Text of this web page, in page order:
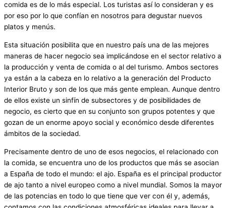
comida es de lo más especial. Los turistas así lo consideran y es
por eso por lo que confían en nosotros para degustar nuevos
platos y menús.
Esta situación posibilita que en nuestro país una de las mejores
maneras de hacer negocio sea implicándose en el sector relativo a
la producción y venta de comida o al del turismo. Ambos sectores
ya están a la cabeza en lo relativo a la generación del Producto
Interior Bruto y son de los que más gente emplean. Aunque dentro
de ellos existe un sinfín de subsectores y de posibilidades de
negocio, es cierto que en su conjunto son grupos potentes y que
gozan de un enorme apoyo social y económico desde diferentes
ámbitos de la sociedad.
Precisamente dentro de uno de esos negocios, el relacionado con
la comida, se encuentra uno de los productos que más se asocian
a España de todo el mundo: el ajo. España es el principal productor
de ajo tanto a nivel europeo como a nivel mundial. Somos la mayor
de las potencias en todo lo que tiene que ver con él y, además,